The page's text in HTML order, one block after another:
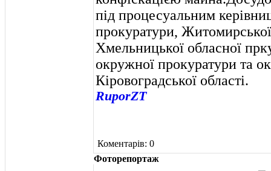
під процесуальним
прокуратури,
Хмельницької обласної
окружної прокуратури та
Кіровоградської області.
RuporZT
Коментарів: 0
Фоторепортаж